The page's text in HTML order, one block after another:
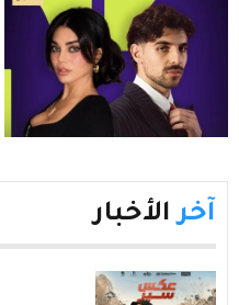
آخر الأخبار